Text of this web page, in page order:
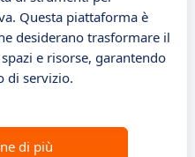
Questa piattaforma è
desiderano trasformare il
e risorse, garantendo
di servizio.
di più